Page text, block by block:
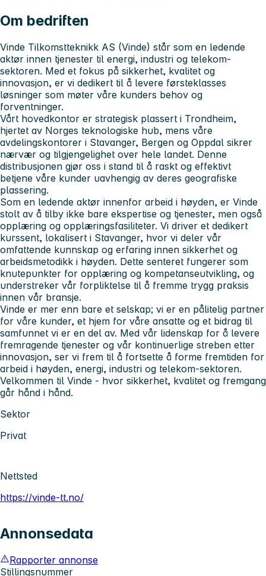
Om bedriften
Vinde Tilkomstteknikk AS (Vinde) står som en ledende
aktør innen tjenester til energi, industri og telekom-
sektoren. Med et fokus på sikkerhet, kvalitet og
innovasjon, er vi dedikert til å levere førsteklasses
løsninger som møter våre kunders behov og
forventninger.
Vårt hovedkontor er strategisk plassert i Trondheim,
hjertet av Norges teknologiske hub, mens våre
avdelingskontorer i Stavanger, Bergen og Oppdal sikrer
nærvær og tilgjengelighet over hele landet. Denne
distribusjonen gjør oss i stand til å raskt og effektivt
betjene våre kunder uavhengig av deres geografiske
plassering.
Som en ledende aktør innenfor arbeid i høyden, er Vinde
stolt av å tilby ikke bare ekspertise og tjenester, men også
opplæring og opplæringsfasiliteter. Vi driver et dedikert
kurssent, lokalisert i Stavanger, hvor vi deler vår
omfattende kunnskap og erfaring innen sikkerhet og
arbeidsmetodikk i høyden. Dette senteret fungerer som
knutepunkter for opplæring og kompetanseutvikling, og
understreker vår forpliktelse til å fremme trygg praksis
innen vår bransje.
Vinde er mer enn bare et selskap; vi er en pålitelig partner
for våre kunder, et hjem for våre ansatte og et bidrag til
samfunnet vi er en del av. Med vår lidenskap for å levere
fremragende tjenester og vår kontinuerlige streben etter
innovasjon, ser vi frem til å fortsette å forme fremtiden for
arbeid i høyden, energi, industri og telekom-sektoren.
Velkommen til Vinde - hvor sikkerhet, kvalitet og fremgang
går hånd i hånd.
Sektor
Privat
Nettsted
https://vinde-tt.no/
Annonsedata
Rapporter annonse
Stillingsnummer